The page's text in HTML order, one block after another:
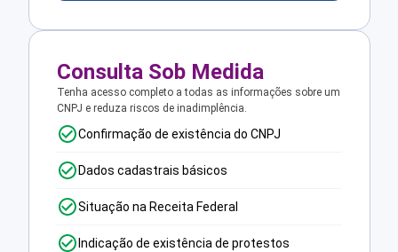
Consulta Sob Medida
Tenha acesso completo a todas as informações sobre um
CNPJ e reduza riscos de inadimplência.
Confirmação de existência do CNPJ
Dados cadastrais básicos
Situação na Receita Federal
Indicação de existência de protestos